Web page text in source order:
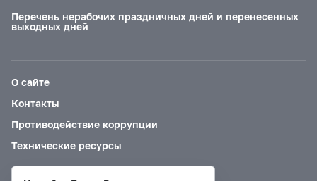
Перечень нерабочих праздничных дней и перенесенных
выходных дней
О сайте
Контакты
Противодействие коррупции
Технические ресурсы